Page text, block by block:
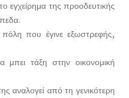
εγχείρημα της προοδευτικής
που έγινε εξωστρεφής,
τάξη στην οικονομική
αναλογεί από τη γενικότερη